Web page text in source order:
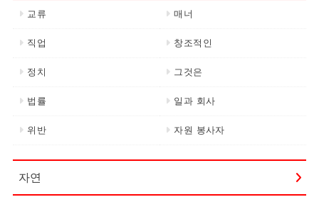
교류 매너
직업 창조적인
정치 그것은
법률 일과 회사
위반 자원 봉사자
자연